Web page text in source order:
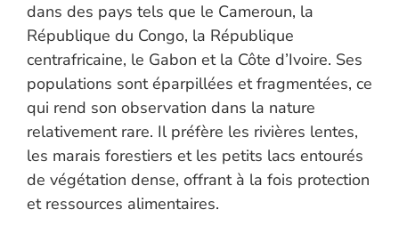
dans des pays tels que le Cameroun, la
République du Congo, la République
centrafricaine, le Gabon et la Côte d’Ivoire. Ses
populations sont éparpillées et fragmentées, ce
qui rend son observation dans la nature
relativement rare. Il préfère les rivières lentes,
les marais forestiers et les petits lacs entourés
de végétation dense, offrant à la fois protection
et ressources alimentaires.